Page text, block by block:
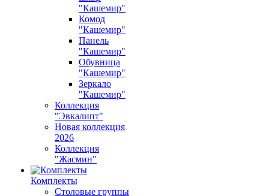
"Кашемир"
Комод
"Кашемир"
Панель
"Кашемир"
Обувница
"Кашемир"
Зеркало
"Кашемир"
Коллекция
"Эвкалипт"
Новая коллекция
2026
Коллекция
"Жасмин"
Комплекты
Столовые группы